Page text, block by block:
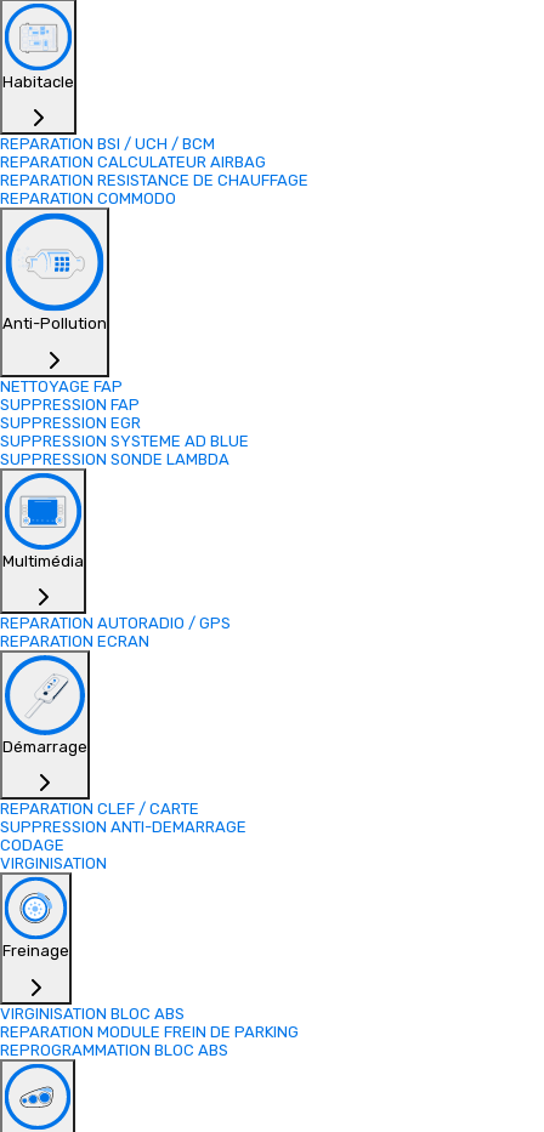
Habitacle
REPARATION BSI / UCH / BCM
REPARATION CALCULATEUR AIRBAG
REPARATION RESISTANCE DE CHAUFFAGE
REPARATION COMMODO
Anti-Pollution
NETTOYAGE FAP
SUPPRESSION FAP
SUPPRESSION EGR
SUPPRESSION SYSTEME AD BLUE
SUPPRESSION SONDE LAMBDA
Multimédia
REPARATION AUTORADIO / GPS
REPARATION ECRAN
Démarrage
REPARATION CLEF / CARTE
SUPPRESSION ANTI-DEMARRAGE
CODAGE
VIRGINISATION
Freinage
VIRGINISATION BLOC ABS
REPARATION MODULE FREIN DE PARKING
REPROGRAMMATION BLOC ABS